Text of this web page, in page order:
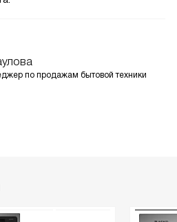
по продажам бытовой техники